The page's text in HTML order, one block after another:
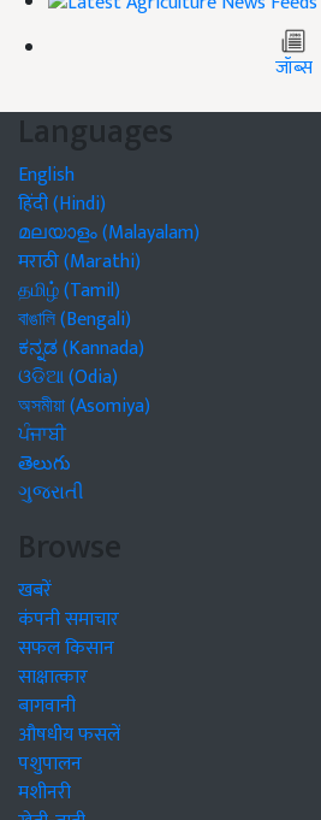
जॉब्स
Languages
English
हिंदी (Hindi)
മലയാളം (Malayalam)
मराठी (Marathi)
தமிழ் (Tamil)
বাঙালি (Bengali)
ಕನ್ನಡ (Kannada)
ଓଡିଆ (Odia)
অসমীয়া (Asomiya)
ਪੰਜਾਬੀ
తెలుగు
ગુજરાતી
Browse
खबरें
कंपनी समाचार
सफल किसान
साक्षात्कार
बागवानी
औषधीय फसलें
पशुपालन
मशीनरी